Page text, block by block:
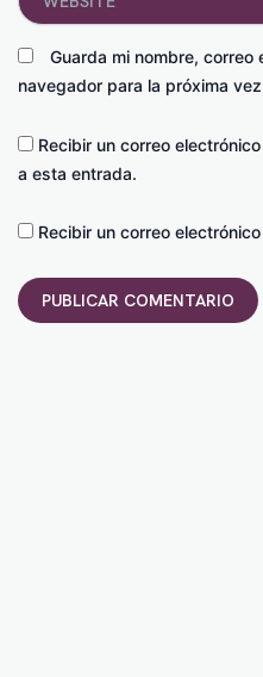
Guarda mi nombre,
navegador para la próxima
Recibir un correo
a esta entrada.
Recibir un correo